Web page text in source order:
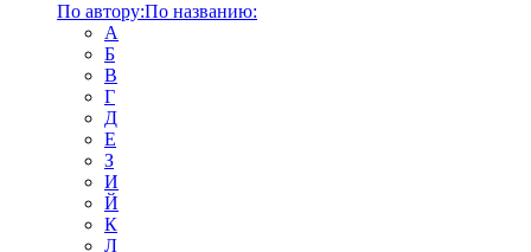
По автору:По названию:
А
Б
В
Г
Д
Е
З
И
Й
К
Л